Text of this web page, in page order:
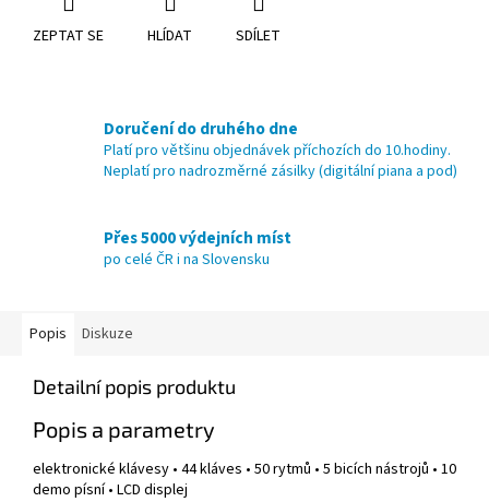
ZEPTAT SE HLÍDAT SDÍLET
Doručení do druhého dne
Platí pro většinu objednávek příchozích do 10.hodiny.
Neplatí pro nadrozměrné zásilky (digitální piana a pod)
Přes 5000 výdejních míst
po celé ČR i na Slovensku
Popis Diskuze
Detailní popis produktu
Popis a parametry
elektronické klávesy • 44 kláves • 50 rytmů • 5 bicích nástrojů • 10
demo písní • LCD displej